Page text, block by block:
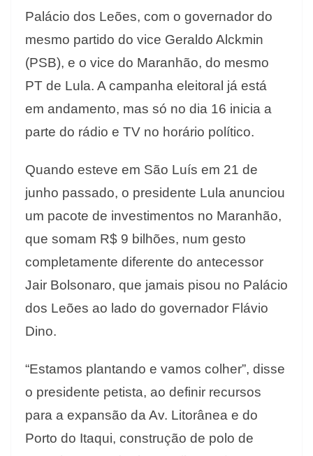
Palácio dos Leões, com o governador do
mesmo partido do vice Geraldo Alckmin
(PSB), e o vice do Maranhão, do mesmo
PT de Lula. A campanha eleitoral já está
em andamento, mas só no dia 16 inicia a
parte do rádio e TV no horário político.
Quando esteve em São Luís em 21 de
junho passado, o presidente Lula anunciou
um pacote de investimentos no Maranhão,
que somam R$ 9 bilhões, num gesto
completamente diferente do antecessor
Jair Bolsonaro, que jamais pisou no Palácio
dos Leões ao lado do governador Flávio
Dino.
“Estamos plantando e vamos colher”, disse
o presidente petista, ao definir recursos
para a expansão da Av. Litorânea e do
Porto do Itaqui, construção de polo de